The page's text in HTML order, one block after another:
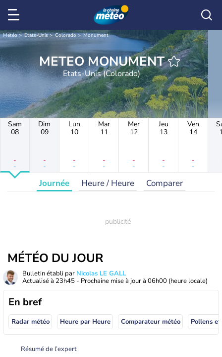
Météo Etats-Unis Colorado Monument
METEO MONUMENT
Etats-Unis (Colorado)
Sam
08
-
-
Dim
09
-
-
Lun
10
-
-
Mar
11
-
-
Mer
12
-
-
Jeu
13
-
-
Ven
14
-
-
Journée Heure / Heure Comparer
MÉTÉO DU JOUR
Bulletin établi par Nicolas LE GALL
Actualisé à 23h45 - Prochaine mise à jour à 06h00 (heure locale)
En bref
Radar météo Heure par Heure Comparateur météo Pollens
Résumé de l’expert